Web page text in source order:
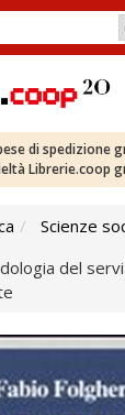
di spedizione
Librerie.coop
Scienze
del